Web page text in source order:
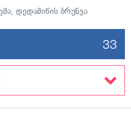
, დედამიწის ბრუნვა
33